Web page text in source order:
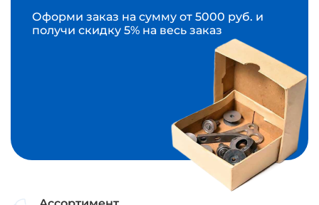
Оформи заказ на сумму от 5000 руб. и
получи скидку 5% на весь заказ